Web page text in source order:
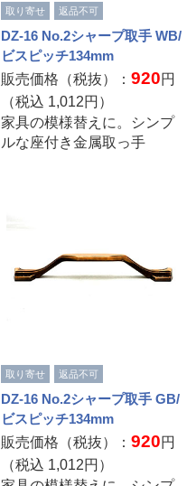
取り寄せ 返品不可
DZ-16 No.2シャープ取手 WB/
ビスピッチ134mm
販売価格（税抜）：920円
（税込 1,012円）
家具の模様替えに。シンプ
ルな座付き金属取っ手
取り寄せ 返品不可
DZ-16 No.2シャープ取手 GB/
ビスピッチ134mm
販売価格（税抜）：920円
（税込 1,012円）